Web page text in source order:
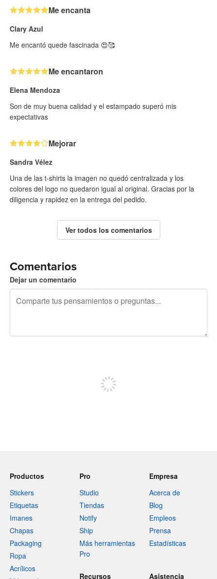
Me encanta
Clary Azul
Me encantó quede fascinada 😍🥰
Me encantaron
Elena Mendoza
Son de muy buena calidad y el estampado superó mis
expectativas
Mejorar
Sandra Vélez
Una de las t-shirts la imagen no quedó centralizada y los
colores del logo no quedaron igual al original. Gracias por la
diligencia y rapidez en la entrega del pedido.
Ver todos los comentarios
Comentarios
Dejar un comentario
Productos
Stickers
Etiquetas
Imanes
Chapas
Packaging
Ropa
Acrílicos
Pro
Studio
Tiendas
Notify
Ship
Más herramientas
Pro
Empresa
Acerca de
Blog
Empleos
Prensa
Estadísticas
Recursos Asistencia